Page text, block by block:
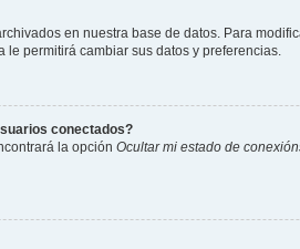
en nuestra base de datos. Para
permitirá cambiar sus datos y preferencias.
conectados?
la opción Ocultar mi estado de